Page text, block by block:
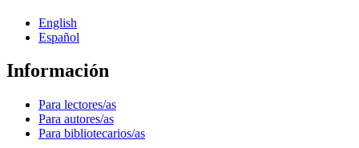
English
Español
Información
Para lectores/as
Para autores/as
Para bibliotecarios/as